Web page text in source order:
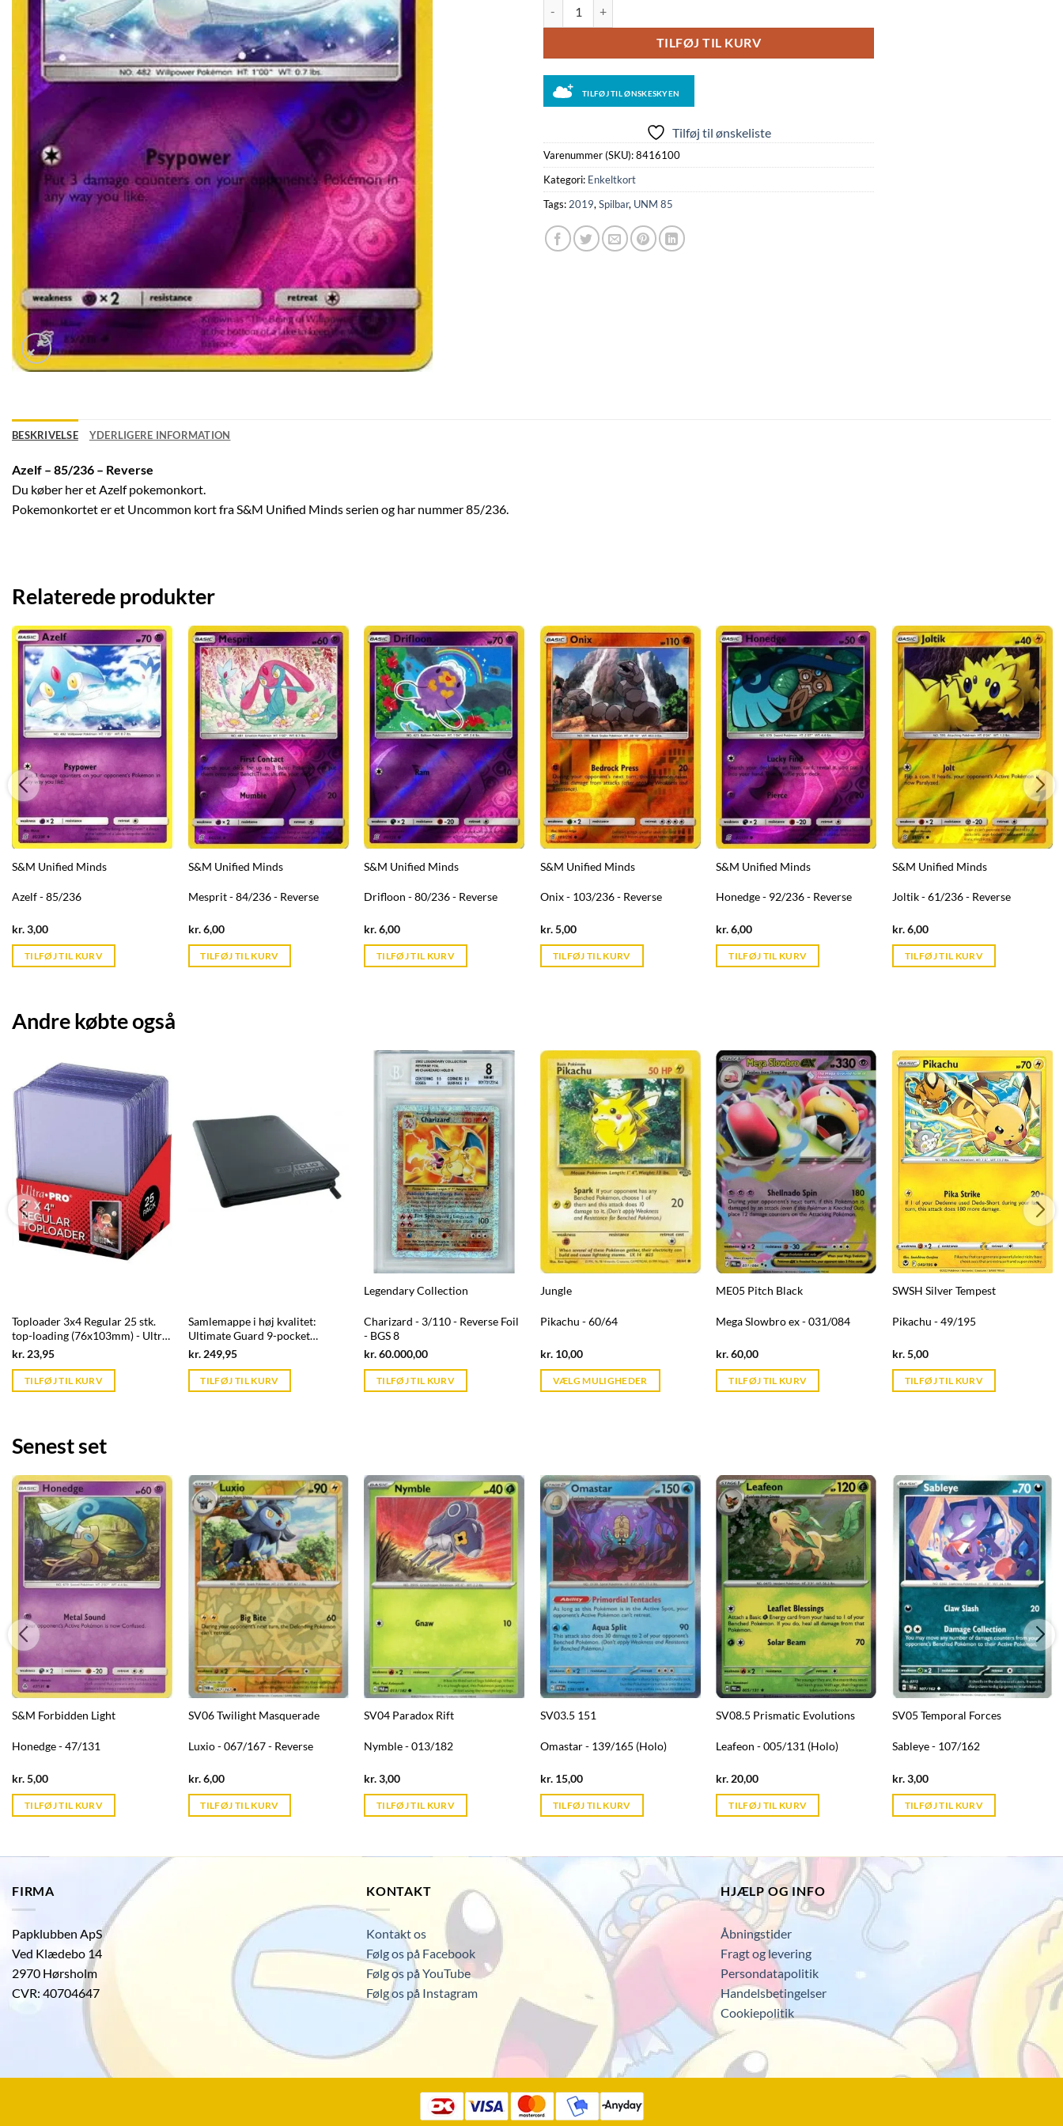
TILFØJ TIL KURV
TILFØJ TIL ØNSKESKYEN
Tilføj til ønskeliste
Varenummer (SKU):8416100
Kategori: Enkeltkort
Tags: 2019, Spilbar, UNM 85
BESKRIVELSE YDERLIGERE INFORMATION
Azelf – 85/236 – Reverse
Du køber her et Azelf pokemonkort.
Pokemonkortet er et Uncommon kort fra S&M Unified Minds serien og har nummer 85/236.
Relaterede produkter
S&M Unified Minds
Azelf - 85/236
kr.3,00Current
is:
kr. 39,95.
TILFØJ TIL KURV
S&M Unified Minds
Mesprit - 84/236 - Reverse
kr.6,00Current
is:
kr. 39,95.
TILFØJ TIL KURV
S&M Unified Minds
Drifloon - 80/236 - Reverse
kr.6,00Current
is:
kr. 39,95.
TILFØJ TIL KURV
S&M Unified Minds
Onix - 103/236 - Reverse
kr.5,00Current
is:
kr. 39,95.
TILFØJ TIL KURV
S&M Unified Minds
Honedge - 92/236 - Reverse
kr.6,00Current
is:
kr. 39,95.
TILFØJ TIL KURV
S&M Unified Minds
Joltik - 61/236 - Reverse
kr.6,00Current
is:
kr. 39,95.
TILFØJ TIL KURV
Andre købte også
Toploader 3x4 Regular 25 stk.
top-loading (76x103mm) - Ultra
Pro
kr. 23,95Current
is:
kr. 39,95.
TILFØJ TIL KURV
Samlemappe i høj kvalitet:
Ultimate Guard 9-pocket
ZipFolio XenoSkin - Sort
kr.249,95Current
is:
kr. 39,95.
TILFØJ TIL KURV
Legendary Collection
Charizard - 3/110 - Reverse Foil
- BGS 8
kr.60.000,00Current
is:
kr. 39,95.
TILFØJ TIL KURV
Jungle
Pikachu - 60/64
kr.10,00Current
is:
kr. 39,95.
VÆLG MULIGHEDER
ME05 Pitch Black
Mega Slowbro ex - 031/084
kr.60,00Current
is:
kr. 39,95.
TILFØJ TIL KURV
SWSH Silver Tempest
Pikachu - 49/195
kr.5,00Current
is:
kr. 39,95.
TILFØJ TIL KURV
Senest set
S&M Forbidden Light
Honedge - 47/131
kr.5,00Current
is:
kr. 39,95.
TILFØJ TIL KURV
SV06 Twilight Masquerade
Luxio - 067/167 - Reverse
kr.6,00Current
is:
kr. 39,95.
TILFØJ TIL KURV
SV04 Paradox Rift
Nymble - 013/182
kr.3,00Current
is:
kr. 39,95.
TILFØJ TIL KURV
SV03.5 151
Omastar - 139/165 (Holo)
kr.15,00Current
is:
kr. 39,95.
TILFØJ TIL KURV
SV08.5 Prismatic Evolutions
Leafeon - 005/131 (Holo)
kr. 20,00Current
is:
kr. 39,95.
TILFØJ TIL KURV
SV05 Temporal Forces
Sableye - 107/162
kr.3,00Current
is:
kr. 39,95.
TILFØJ TIL KURV
FIRMA
Papklubben ApS
Ved Klædebo 14
2970 Hørsholm
CVR: 40704647
KONTAKT
Kontakt os
Følg os på Facebook
Følg os på YouTube
Følg os på Instagram
HJÆLP OG INFO
Åbningstider
Fragt og levering
Persondatapolitik
Handelsbetingelser
Cookiepolitik